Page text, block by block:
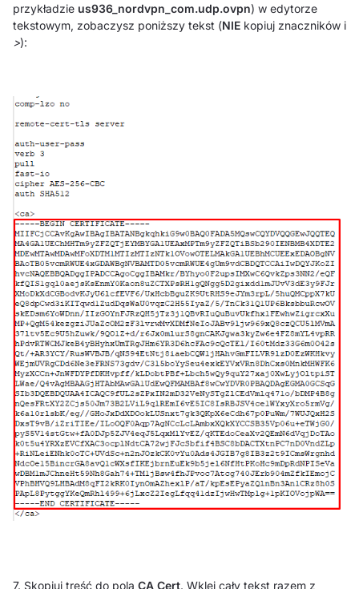
przykładzie us936_nordvpn_com.udp.ovpn) w edytorze
tekstowym, zobaczysz poniższy tekst (NIE kopiuj znaczników i
>):
7. Skopiuj treść do pola CA Cert. Wklej cały tekst razem z